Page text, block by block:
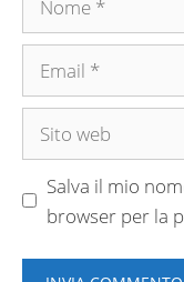
Email
Sito
Salva il mio
browser per la